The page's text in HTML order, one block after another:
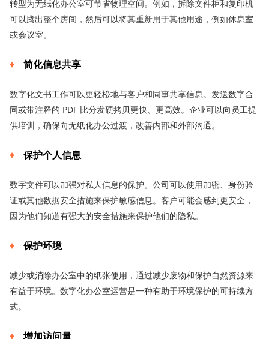
转型为无纸化办公室可节省物理空间。例如，拆除文件柜和复印机
可以腾出整个房间，然后可以将其重新用于其他用途，例如休息室
或会议室。
简化信息共享
数字化文书工作可以更轻松地与客户和同事共享信息。发送数字合
同或带注释的 PDF 比分发硬拷贝更快、更高效。企业可以向员工提
供培训，确保向无纸化办公过渡，改善内部和外部沟通。
保护个人信息
数字文件可以加强对私人信息的保护。公司可以使用加密、身份验
证或其他数据安全措施来保护敏感信息。客户可能会感到更安全，
因为他们知道有强大的安全措施来保护他们的隐私。
保护环境
减少或消除办公室中的纸张使用，通过减少废物和保护自然资源来
有益于环境。数字化办公室运营是一种有助于环境保护的可持续方
式。
增加访问量